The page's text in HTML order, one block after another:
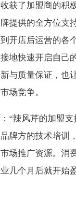
获了加盟商的积
提供的全方位支
开店后运营的各
地快速开启自己
与质量保证，也
场竞争。
“辣风芹的加盟支
牌方的技术培训
场推广资源。消
几个月后就开始